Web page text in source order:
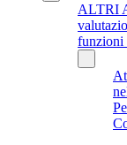
ALTRI
funzioni